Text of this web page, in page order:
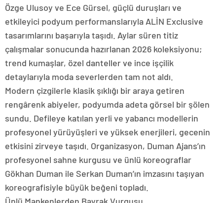
Özge Ulusoy ve Ece Gürsel, güçlü duruşları ve
etkileyici podyum performanslarıyla ALİN Exclusive
tasarımlarını başarıyla taşıdı. Aylar süren titiz
çalışmalar sonucunda hazırlanan 2026 koleksiyonu;
trend kumaşlar, özel danteller ve ince işçilik
detaylarıyla moda severlerden tam not aldı.
Modern çizgilerle klasik şıklığı bir araya getiren
rengârenk abiyeler, podyumda adeta görsel bir şölen
sundu. Defileye katılan yerli ve yabancı modellerin
profesyonel yürüyüşleri ve yüksek enerjileri, gecenin
etkisini zirveye taşıdı. Organizasyon, Duman Ajans’ın
profesyonel sahne kurgusu ve ünlü koreograflar
Gökhan Duman ile Serkan Duman’ın imzasını taşıyan
koreografisiyle büyük beğeni topladı.